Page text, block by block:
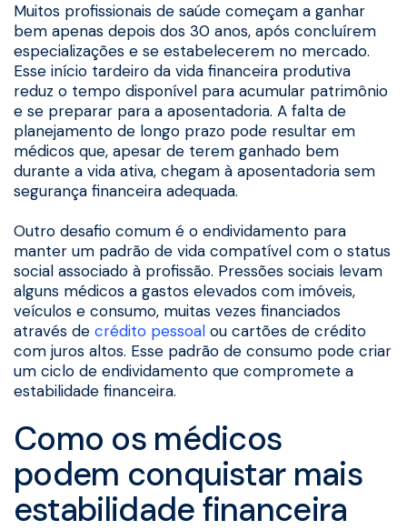
Muitos profissionais de saúde começam a ganhar
bem apenas depois dos 30 anos, após concluírem
especializações e se estabelecerem no mercado.
Esse início tardeiro da vida financeira produtiva
reduz o tempo disponível para acumular patrimônio
e se preparar para a aposentadoria. A falta de
planejamento de longo prazo pode resultar em
médicos que, apesar de terem ganhado bem
durante a vida ativa, chegam à aposentadoria sem
segurança financeira adequada.
Outro desafio comum é o endividamento para
manter um padrão de vida compatível com o status
social associado à profissão. Pressões sociais levam
alguns médicos a gastos elevados com imóveis,
veículos e consumo, muitas vezes financiados
através de crédito pessoal ou cartões de crédito
com juros altos. Esse padrão de consumo pode criar
um ciclo de endividamento que compromete a
estabilidade financeira.
Como os médicos
podem conquistar mais
estabilidade financeira